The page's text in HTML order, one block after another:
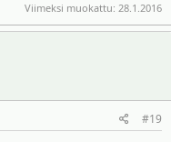
Viimeksi muokattu: 28.1.2016
#19